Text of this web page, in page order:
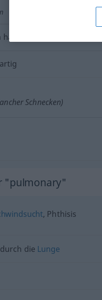
Schnecken)
"pulmonary"
, Phthisis
die Lunge